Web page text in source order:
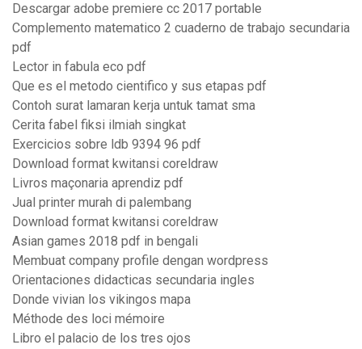
Descargar adobe premiere cc 2017 portable
Complemento matematico 2 cuaderno de trabajo secundaria
pdf
Lector in fabula eco pdf
Que es el metodo cientifico y sus etapas pdf
Contoh surat lamaran kerja untuk tamat sma
Cerita fabel fiksi ilmiah singkat
Exercicios sobre ldb 9394 96 pdf
Download format kwitansi coreldraw
Livros maçonaria aprendiz pdf
Jual printer murah di palembang
Download format kwitansi coreldraw
Asian games 2018 pdf in bengali
Membuat company profile dengan wordpress
Orientaciones didacticas secundaria ingles
Donde vivian los vikingos mapa
Méthode des loci mémoire
Libro el palacio de los tres ojos